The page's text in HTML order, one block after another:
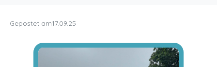
Gepostet am17.09.25